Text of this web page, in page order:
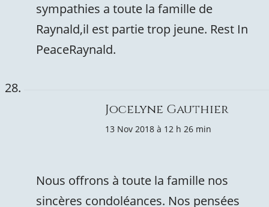
sympathies a toute la famille de
Raynald,il est partie trop jeune. Rest In
PeaceRaynald.
Jocelyne Gauthier
13 Nov 2018 à 12 h 26 min
Nous offrons à toute la famille nos
sincères condoléances. Nos pensées